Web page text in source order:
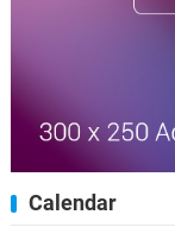
Calendar